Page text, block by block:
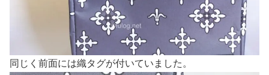
同じく前面には織タグが付いていました。